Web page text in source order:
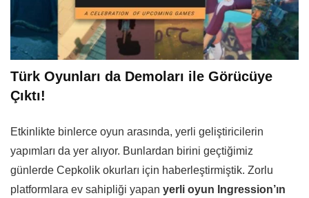
Türk Oyunları da Demoları ile Görücüye
Çıktı!
Etkinlikte binlerce oyun arasında, yerli geliştiricilerin
yapımları da yer alıyor. Bunlardan birini geçtiğimiz
günlerde Cepkolik okurları için haberleştirmiştik. Zorlu
platformlara ev sahipliği yapan yerli oyun Ingression’ın